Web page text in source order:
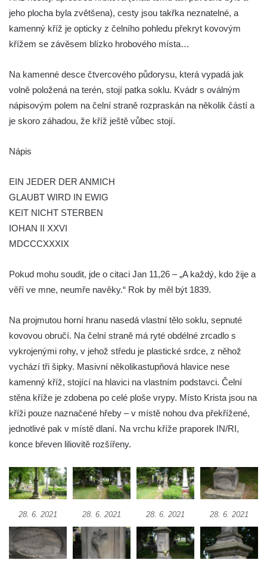
Kříž v Dělnické ulici v Kamenném Újezdě
Boží muka na křižovatce ulic Latrán a K
Malší ve Velešíně
Kříž u kostela svatého Václava ve Velešíně
Kříž u brány na hřbitov ve Velešíně
Kříž na zahradě domu čp. 127 v Římově
Kříž na návsi v Dolním Třeboníně
Kříž poblíž domu čp. 169 v Plavu
Kříž na návsi v Plavu
Kříž na rozcestí u domu čp. 283 v Dolním
Podluží
Görnerův kříž u silnice č. 264 v Dolním
Podluží
Kříž u domu čp. 155 v Chřibské
Údajný kříž u domu čp. 283 ve Chřibské
Kříž na návsi v Bukolu
Kříž u silnice z Chouče do Mirošovic
Centrální kříž hřbitova v Chouči
Kříž na rozcestí v Záluží
Kříž v ulici V Zátiší v Dobříni
Boží muka u domu čp. 392 na rohu ulic Na
jeho plocha byla zvětšena), cesty jsou takřka neznatelné, a
kamenný kříž je opticky z čelního pohledu překryt kovovým
křížem se závěsem blízko hrobového místa…
Na kamenné desce čtvercového půdorysu, která vypadá jak
volně položená na terén, stojí patka soklu. Kvádr s oválným
nápisovým polem na čelní straně rozpraskán na několik částí a
je skoro záhadou, že kříž ještě vůbec stojí.
Nápis
EIN JEDER DER ANMICH
GLAUBT WIRD IN EWIG
KEIT NICHT STERBEN
IOHAN II XXVI
MDCCCXXXIX
Pokud mohu soudit, jde o citaci Jan 11,26 – „A každý, kdo žije a
věří ve mne, neumře navěky.“ Rok by měl být 1839.
Na projmutou horní hranu nasedá vlastní tělo soklu, sepnuté
kovovou obručí. Na čelní straně má ryté obdélné zrcadlo s
vykrojenými rohy, v jehož středu je plastické srdce, z něhož
vychází tři šipky. Masivní několikastupňová hlavice nese
kamenný kříž, stojící na hlavici na vlastním podstavci. Čelní
stěna kříže je zdobena po celé ploše vrypy. Místo Krista jsou na
kříži pouze naznačené hřeby – v místě nohou dva překřížené,
jednotlivé pak v místě dlaní. Na vrchu kříže praporek IN/RI,
konce břeven liliovitě rozšířeny.
28. 6. 2021 28. 6. 2021 28. 6. 2021 28. 6. 2021